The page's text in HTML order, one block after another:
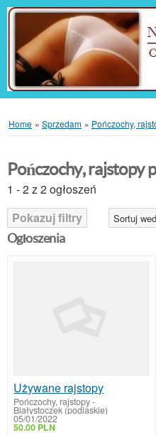
Home » Sprzedam » Pończochy,
Pończochy, rajstopy
1 - 2 z 2 ogłoszeń
Pokazuj filtry
Sortuj
Ogłoszenia
Używane rajstopy
Pończochy, rajstopy-
Białystoczek (podlaskie)
05/01/2022
50.00 PLN